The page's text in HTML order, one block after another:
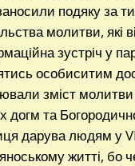
подяку за
молитви, які
зустріч у
особиситим
зміст
догм та
дарува людям у
житті, бо